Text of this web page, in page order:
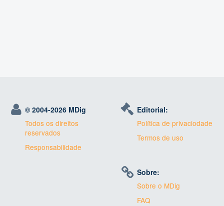
© 2004-2026 MDig
Todos os direitos
reservados
Responsabilidade
Editorial:
Política de privaciodade
Termos de uso
Sobre:
Sobre o MDig
FAQ